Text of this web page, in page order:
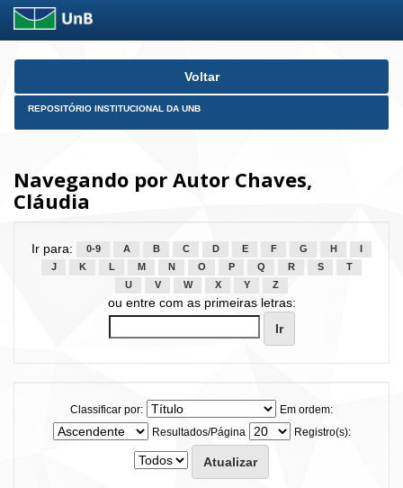
Skip
Voltar
REPOSITÓRIO INSTITUCIONAL DA UNB
Navegando por Autor Chaves,
Cláudia
Ir para: 0-9 A B C D E F G H
J
K L M N O P Q R S
T
U
V W X Y Z
ou entre com as primeiras letras:
Classificar por:
Em ordem:
Resultados/Página
Registro(s):